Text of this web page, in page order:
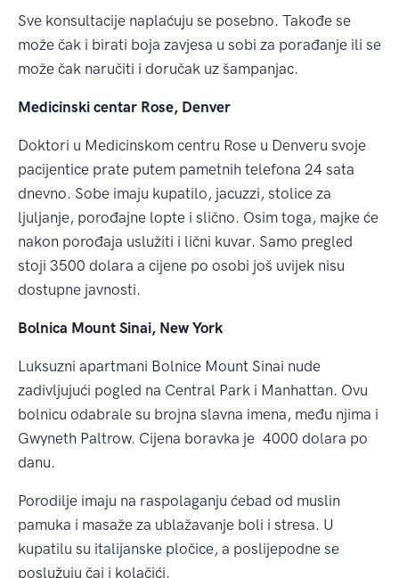
Sve konsultacije naplaćuju se posebno. Takođe se
može čak i birati boja zavjesa u sobi za porađanje ili se
može čak naručiti i doručak uz šampanjac.
Medicinski centar Rose, Denver
Doktori u Medicinskom centru Rose u Denveru svoje
pacijentice prate putem pametnih telefona 24 sata
dnevno. Sobe imaju kupatilo, jacuzzi, stolice za
ljuljanje, porođajne lopte i slično. Osim toga, majke će
nakon porođaja uslužiti i lični kuvar. Samo pregled
stoji 3500 dolara a cijene po osobi još uvijek nisu
dostupne javnosti.
Bolnica Mount Sinai, New York
Luksuzni apartmani Bolnice Mount Sinai nude
zadivljujući pogled na Central Park i Manhattan. Ovu
bolnicu odabrale su brojna slavna imena, među njima i
Gwyneth Paltrow. Cijena boravka je 4000 dolara po
danu.
Porodilje imaju na raspolaganju ćebad od muslin
pamuka i masaže za ublažavanje boli i stresa. U
kupatilu su italijanske pločice, a poslijepodne se
poslužuju čaj i kolačići.